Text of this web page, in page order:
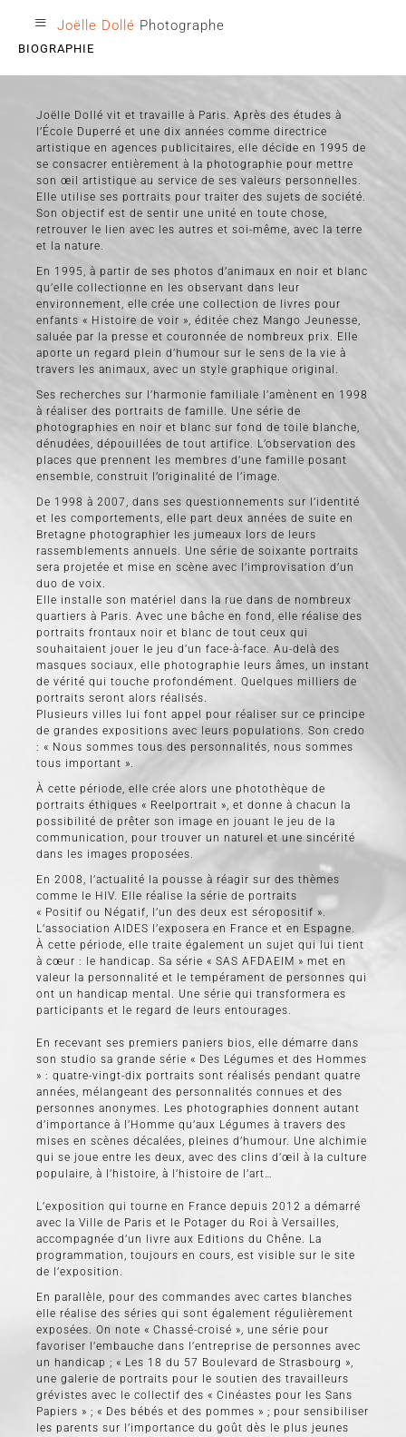
≡ Joëlle Dollé Photographe
BIOGRAPHIE
Joëlle Dollé vit et travaille à Paris. Après des études à
l’École Duperré et une dix années comme directrice
artistique en agences publicitaires, elle décide en 1995 de
se consacrer entièrement à la photographie pour mettre
son œil artistique au service de ses valeurs personnelles.
Elle utilise ses portraits pour traiter des sujets de société.
Son objectif est de sentir une unité en toute chose,
retrouver le lien avec les autres et soi-même, avec la terre
et la nature.
En 1995, à partir de ses photos d’animaux en noir et blanc
qu’elle collectionne en les observant dans leur
environnement, elle crée une collection de livres pour
enfants « Histoire de voir », éditée chez Mango Jeunesse,
saluée par la presse et couronnée de nombreux prix. Elle
aporte un regard plein d’humour sur le sens de la vie à
travers les animaux, avec un style graphique original.
Ses recherches sur l’harmonie familiale l’amènent en 1998
à réaliser des portraits de famille. Une série de
photographies en noir et blanc sur fond de toile blanche,
dénudées, dépouillées de tout artifice. L’observation des
places que prennent les membres d’une famille posant
ensemble, construit l’originalité de l’image.
De 1998 à 2007, dans ses questionnements sur l’identité
et les comportements, elle part deux années de suite en
Bretagne photographier les jumeaux lors de leurs
rassemblements annuels. Une série de soixante portraits
sera projetée et mise en scène avec l’improvisation d’un
duo de voix.
Elle installe son matériel dans la rue dans de nombreux
quartiers à Paris. Avec une bâche en fond, elle réalise des
portraits frontaux noir et blanc de tout ceux qui
souhaitaient jouer le jeu d’un face-à-face. Au-delà des
masques sociaux, elle photographie leurs âmes, un instant
de vérité qui touche profondément. Quelques milliers de
portraits seront alors réalisés.
Plusieurs villes lui font appel pour réaliser sur ce principe
de grandes expositions avec leurs populations. Son credo
: « Nous sommes tous des personnalités, nous sommes
tous important ».
À cette période, elle crée alors une photothèque de
portraits éthiques « Reelportrait », et donne à chacun la
possibilité de prêter son image en jouant le jeu de la
communication, pour trouver un naturel et une sincérité
dans les images proposées.
En 2008, l’actualité la pousse à réagir sur des thèmes
comme le HIV. Elle réalise la série de portraits
« Positif ou Négatif, l’un des deux est séropositif ».
L’association AIDES l’exposera en France et en Espagne.
À cette période, elle traite également un sujet qui lui tient
à cœur : le handicap. Sa série « SAS AFDAEIM » met en
valeur la personnalité et le tempérament de personnes qui
ont un handicap mental. Une série qui transformera es
participants et le regard de leurs entourages.
En recevant ses premiers paniers bios, elle démarre dans
son studio sa grande série « Des Légumes et des Hommes
» : quatre-vingt-dix portraits sont réalisés pendant quatre
années, mélangeant des personnalités connues et des
personnes anonymes. Les photographies donnent autant
d’importance à l’Homme qu’aux Légumes à travers des
mises en scènes décalées, pleines d’humour. Une alchimie
qui se joue entre les deux, avec des clins d’œil à la culture
populaire, à l’histoire, à l’histoire de l’art…
L’exposition qui tourne en France depuis 2012 a démarré
avec la Ville de Paris et le Potager du Roi à Versailles,
accompagnée d’un livre aux Editions du Chêne. La
programmation, toujours en cours, est visible sur le site
de l’exposition.
En parallèle, pour des commandes avec cartes blanches
elle réalise des séries qui sont également régulièrement
exposées. On note « Chassé-croisé », une série pour
favoriser l’embauche dans l’entreprise de personnes avec
un handicap ; « Les 18 du 57 Boulevard de Strasbourg »,
une galerie de portraits pour le soutien des travailleurs
grévistes avec le collectif des « Cinéastes pour les Sans
Papiers » ; « Des bébés et des pommes » ; pour sensibiliser
les parents sur l’importance du goût dès le plus jeunes